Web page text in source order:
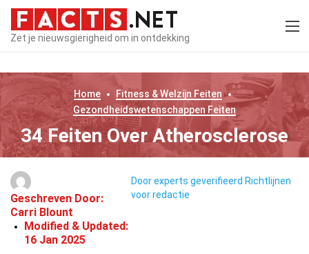
Zet je nieuwsgierigheid om in ontdekking
Home Fitness & Welzijn Feiten
Gezondheidswetenschappen Feiten
34 Feiten Over Atherosclerose
Geschreven Door:
Carri Blount
Modified & Updated:
16 Jan 2025
Door experts geverifieerd Richtlijnen
voor redactie